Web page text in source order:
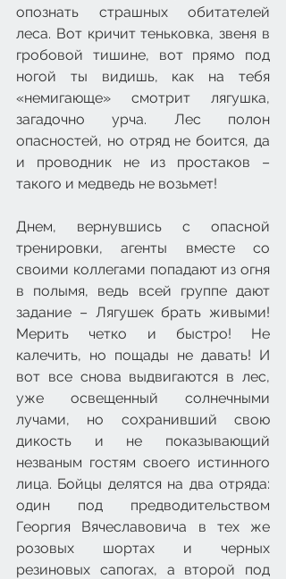
опознать страшных обитателей
леса. Вот кричит теньковка, звеня в
гробовой тишине, вот прямо под
ногой ты видишь, как на тебя
«немигающе» смотрит лягушка,
загадочно урча. Лес полон
опасностей, но отряд не боится, да
и проводник не из простаков –
такого и медведь не возьмет!
Днем, вернувшись с опасной
тренировки, агенты вместе со
своими коллегами попадают из огня
в полымя, ведь всей группе дают
задание – Лягушек брать живыми!
Мерить четко и быстро! Не
калечить, но пощады не давать! И
вот все снова выдвигаются в лес,
уже освещенный солнечными
лучами, но сохранивший свою
дикость и не показывающий
незваным гостям своего истинного
лица. Бойцы делятся на два отряда:
один под предводительством
Георгия Вячеславовича в тех же
розовых шортах и черных
резиновых сапогах, а второй под